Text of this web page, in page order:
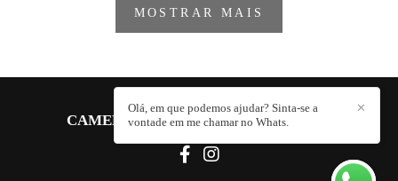
MOSTRAR MAIS
CAMERA 4 FOTOGRAFIA/CONTATO
✕
Olá, em que podemos ajudar? Sinta-se a
vontade em me chamar no Whats.